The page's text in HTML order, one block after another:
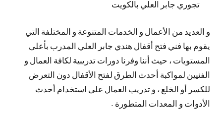
تجوري جابر العلي بالكويت
و العديد من الأعمال و الخدمات المتنوعة و المختلفة التي
يقوم بها فني فتح أقفال هندي جابر العلي المدرب بأعلى
المستويات ، حيث أننا وفرنا دورات تدريبية لكافة العمال و
الفنيين لمواكبة أحدث الطرق لفتح الأقفال دون التعرض
للكسر أو الخلع ، و تدريب العمال على استخدام أحدث
الأدوات و المعدات المتطورة .